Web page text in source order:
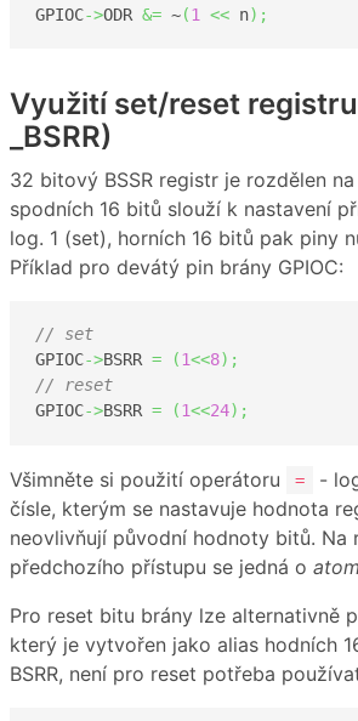
GPIOC->ODR &= ~(1 << n) ;
Využití set/reset registru
_BSRR)
32 bitový BSSR registr je rozdělen
spodních 16 bitů slouží k nastavení
log. 1 (set), horních 16 bitů pak piny
Příklad pro devátý pin brány GPIOC:
// set
GPIOC->BSRR = (1<<8) ;
// reset
GPIOC->BSRR = (1<<24) ;
Všimněte si použití operátoru =
-
čísle, kterým se nastavuje hodnota
neovlivňují původní hodnoty bitů. Na
předchozího přístupu se jedná o
Pro reset bitu brány lze alternativně
který je vytvořen jako alias hodních
BSRR, není pro reset potřeba